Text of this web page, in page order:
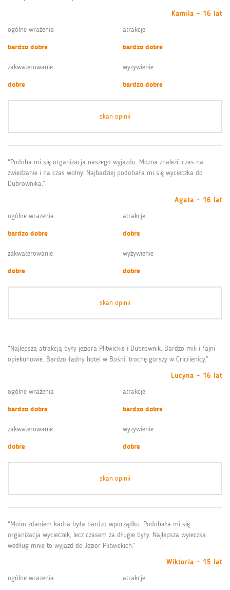
Kamila - 16 lat
ogólne wrażenia
bardzo dobre
atrakcje
bardzo dobre
zakwaterowanie
dobre
wyżywienie
bardzo dobre
skan opinii
“Podoba mi się organizacja naszego wyjazdu. Można znaleźć czas na
zwiedzanie i na czas wolny. Najbadziej podobała mi się wycieczka do
Dubrownika.”
Agata - 16 lat
ogólne wrażenia
bardzo dobre
atrakcje
dobre
zakwaterowanie
dobre
wyżywienie
dobre
skan opinii
“Najlepszą atrakcją były jeziora Plitwickie i Dubrownik. Bardzo mili i fajni
opiekunowie. Bardzo ładny hotel w Bośni, trochę gorszy w Cricrienicy.”
Lucyna - 16 lat
ogólne wrażenia
bardzo dobre
atrakcje
bardzo dobre
zakwaterowanie
dobre
wyżywienie
dobre
skan opinii
“Moim zdaniem kadra była bardzo wporządku. Podobała mi się
organizacja wycieczek, lecz czasem za długie były. Najlepsza wyieczka
według mnie to wyjazd do Jezior Plitwickich.”
Wiktoria - 15 lat
ogólne wrażenia
atrakcje